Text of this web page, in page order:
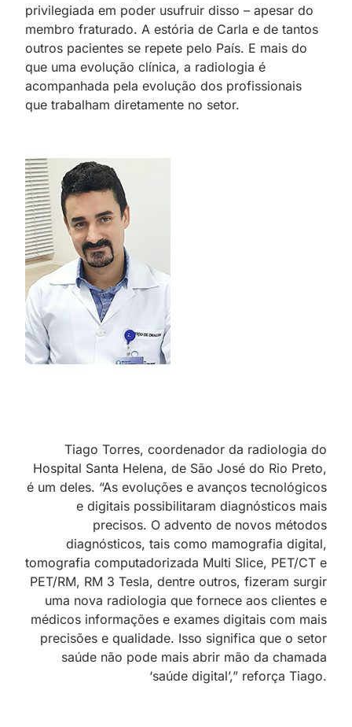
privilegiada em poder usufruir disso – apesar do
membro fraturado. A estória de Carla e de tantos
outros pacientes se repete pelo País. E mais do
que uma evolução clínica, a radiologia é
acompanhada pela evolução dos profissionais
que trabalham diretamente no setor.
Tiago Torres, coordenador da radiologia do
Hospital Santa Helena, de São José do Rio Preto,
é um deles. “As evoluções e avanços tecnológicos
e digitais possibilitaram diagnósticos mais
precisos. O advento de novos métodos
diagnósticos, tais como mamografia digital,
tomografia computadorizada Multi Slice, PET/CT e
PET/RM, RM 3 Tesla, dentre outros, fizeram surgir
uma nova radiologia que fornece aos clientes e
médicos informações e exames digitais com mais
precisões e qualidade. Isso significa que o setor
saúde não pode mais abrir mão da chamada
‘saúde digital’,” reforça Tiago.